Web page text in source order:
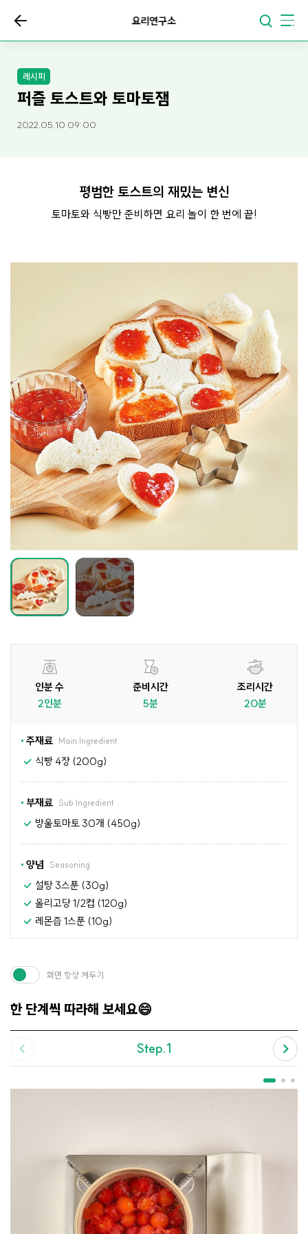
요리연구소
레시피
퍼즐 토스트와 토마토잼
2022.05.10 09:00
평범한 토스트의 재밌는 변신
토마토와 식빵만 준비하면 요리 놀이 한 번에 끝!
인분 수
2인분
준비시간
5분
조리시간
20분
주재료 Main Ingredient
식빵 4장 (200g)
부재료 Sub Ingredient
방울토마토 30개 (450g)
양념 Seasoning
설탕 3스푼 (30g)
올리고당 1/2컵 (120g)
레몬즙 1스푼 (10g)
한 단계씩 따라해 보세요😄
화면 항상 켜두기
Step.1